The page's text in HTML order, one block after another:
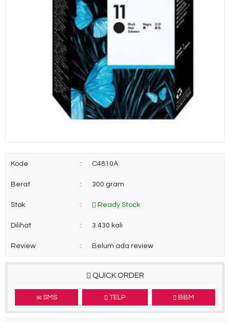
Kode : C4810A
Berat : 300 gram
Stok : Ready Stock
Dilihat : 3.430 kali
Review : Belum ada review
QUICK ORDER
SMS TELP BBM